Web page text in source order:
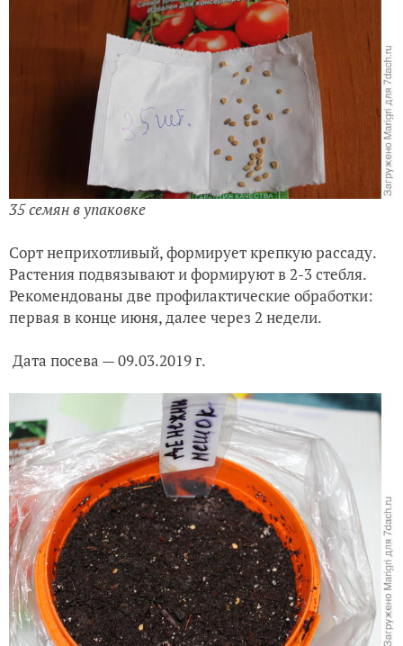
35 семян в упаковке
Сорт неприхотливый, формирует крепкую рассаду.
Растения подвязывают и формируют в 2-3 стебля.
Рекомендованы две профилактические обработки:
первая в конце июня, далее через 2 недели.
Дата посева — 09.03.2019 г.